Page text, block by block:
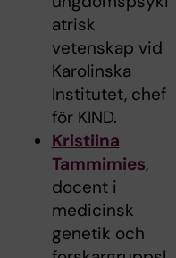
atrisk
vetenskap vid
Karolinska
Institutet, chef
för KIND.
Kristiina
Tammimies,
docent i
medicinsk
genetik och